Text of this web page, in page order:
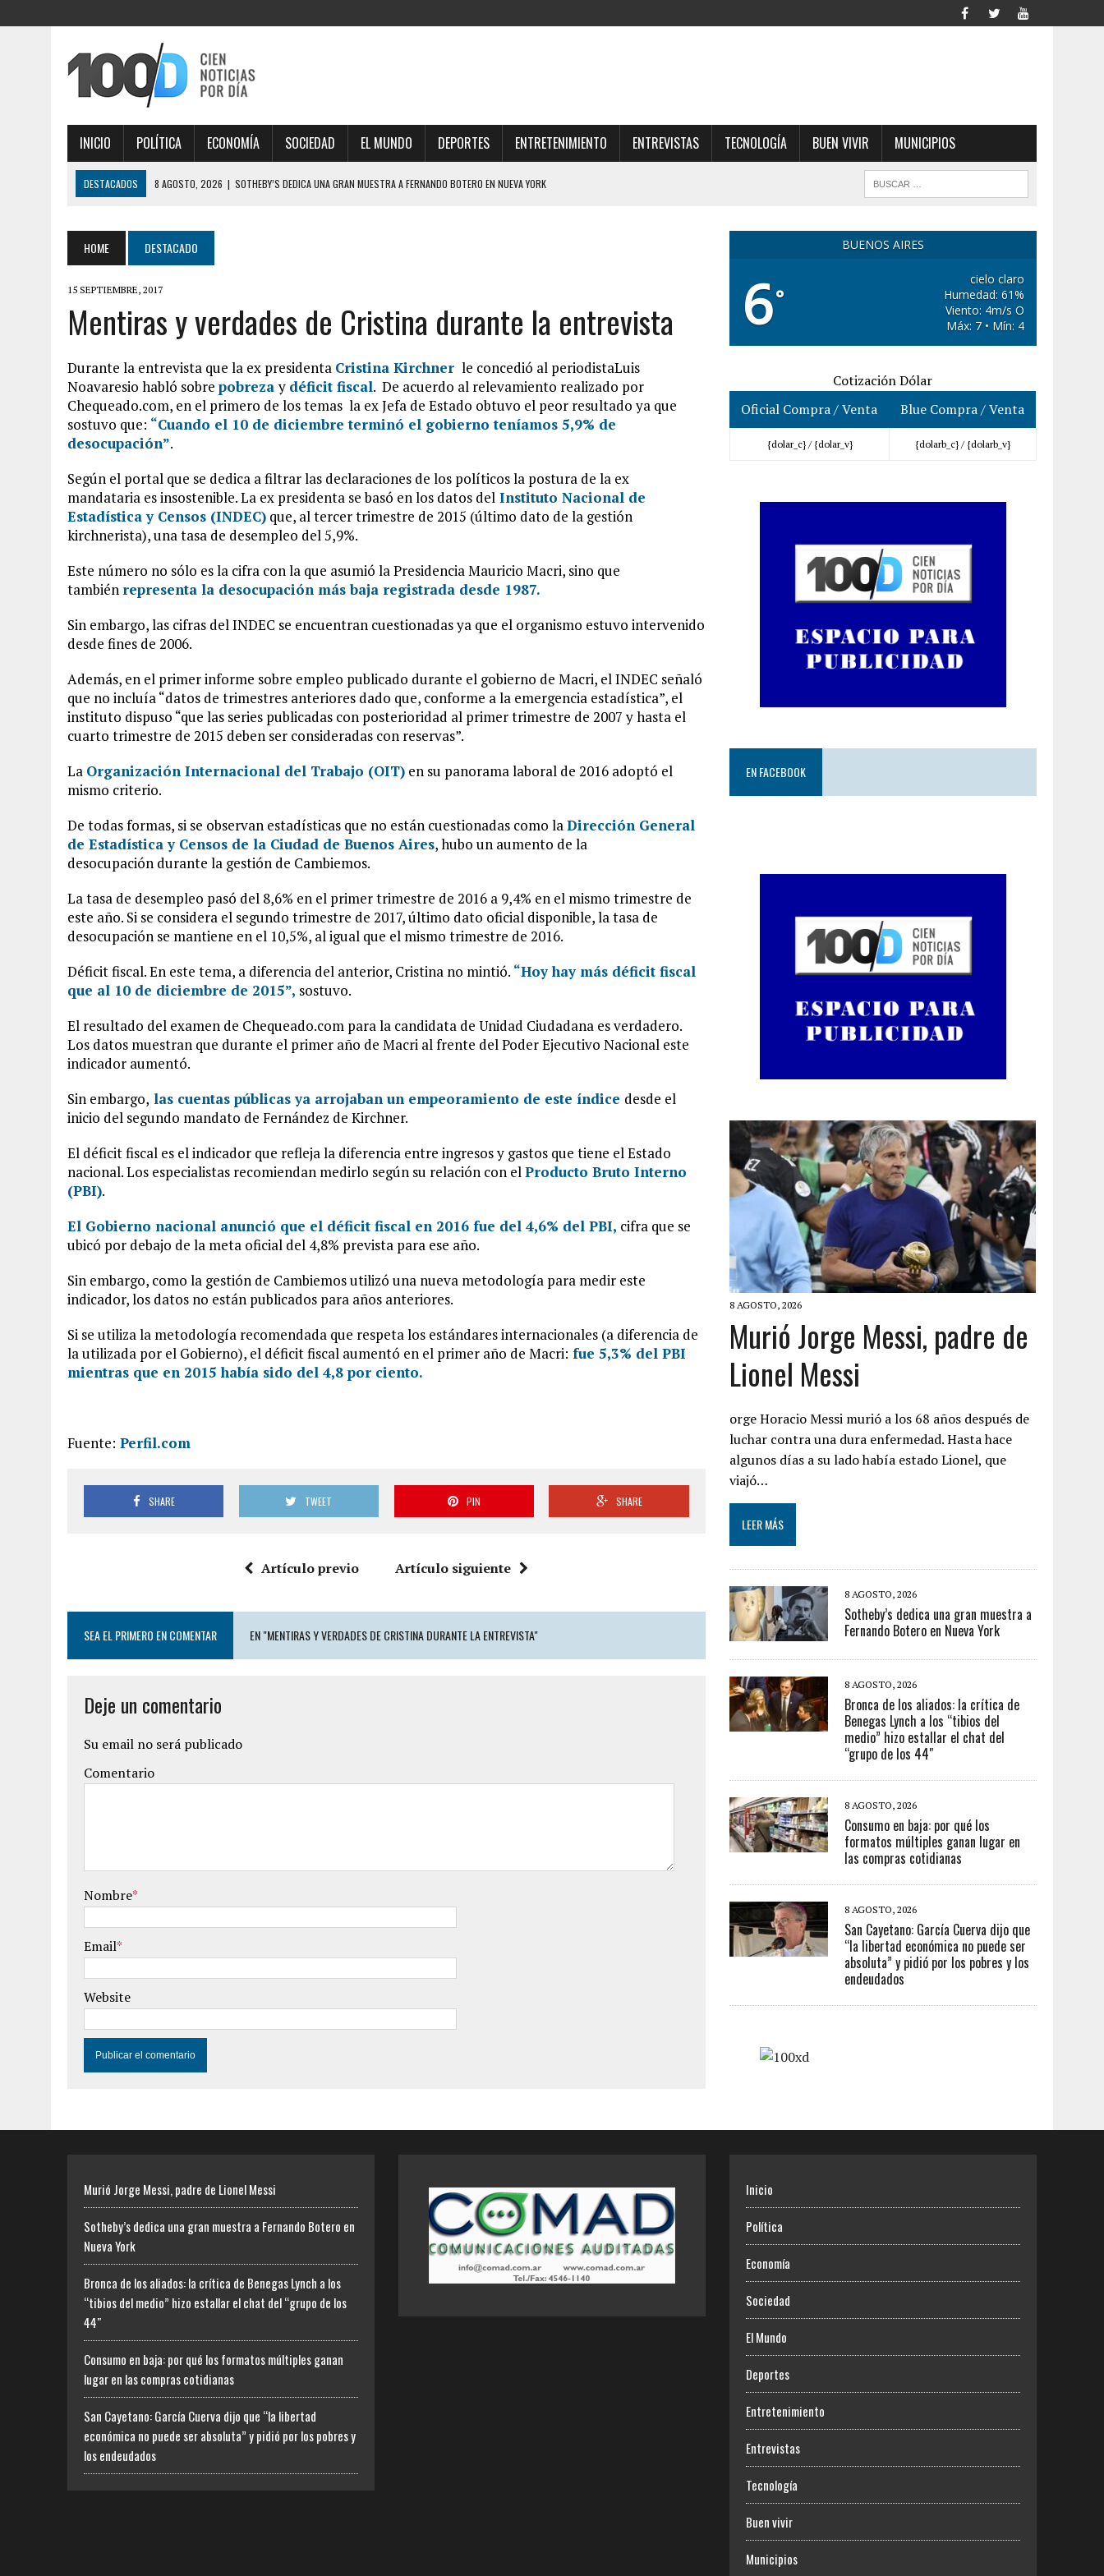
INICIO POLÍTICA ECONOMÍA SOCIEDAD EL MUNDO DEPORTES ENTRETENIMIENTO ENTREVISTAS TECNOLOGÍA BUEN VIVIR MUNICIPIOS
DESTACADOS 8 AGOSTO, 2026 | SOTHEBY’S DEDICA UNA GRAN MUESTRA A FERNANDO BOTERO EN NUEVA YORK
8 AGOSTO, 2026 | CONSUMO EN BAJA: POR QUÉ LOS FORMATOS MÚLTIPLES GANAN LUGAR EN LAS COMPRAS COTIDIANAS
8 AGOSTO, 2026 |
ENDEUDADOS
HOME DESTACADO
15 SEPTIEMBRE, 2017
Mentiras y verdades de Cristina durante la entrevista
Durante la entrevista que la ex presidenta Cristina Kirchner le concedió al periodistaLuis
Noavaresio habló sobre pobrezay déficit fiscal. De acuerdo al relevamiento realizado por
Chequeado.com, en el primero de los temas la ex Jefa de Estado obtuvo el peor resultado ya que
sostuvo que: “Cuando el 10 de diciembre terminó el gobierno teníamos 5,9% de
desocupación”.
Según el portal que se dedica a filtrar las declaraciones de los políticos la postura de la ex
mandataria es insostenible. La ex presidenta se basó en los datos del Instituto Nacional de
Estadística y Censos (INDEC) que, al tercer trimestre de 2015 (último dato de la gestión
kirchnerista), una tasa de desempleo del 5,9%.
Este número no sólo es la cifra con la que asumió la Presidencia Mauricio Macri, sino que
también representa la desocupación más baja registrada desde 1987.
Sin embargo, las cifras del INDEC se encuentran cuestionadas ya que el organismo estuvo intervenido
desde fines de 2006.
Además, en el primer informe sobre empleo publicado durante el gobierno de Macri, el INDEC señaló
que no incluía “datos de trimestres anteriores dado que, conforme a la emergencia estadística”, el
instituto dispuso “que las series publicadas con posterioridad al primer trimestre de 2007 y hasta el
cuarto trimestre de 2015 deben ser consideradas con reservas”.
La Organización Internacional del Trabajo (OIT) en su panorama laboral de 2016 adoptó el
mismo criterio.
De todas formas, si se observan estadísticas que no están cuestionadas como laDirección General
de Estadística y Censos de la Ciudad de Buenos Aires, hubo un aumento de la
desocupación durante la gestión de Cambiemos.
La tasa de desempleo pasó del 8,6% en el primer trimestre de 2016 a 9,4% en el mismo trimestre de
este año. Si se considera el segundo trimestre de 2017, último dato oficial disponible, la tasa de
desocupación se mantiene en el 10,5%, al igual que el mismo trimestre de 2016.
Déficit fiscal. En este tema, a diferencia del anterior, Cristina no mintió. “Hoy hay más déficit fiscal
que al 10 de diciembre de 2015”, sostuvo.
El resultado del examen de Chequeado.com para la candidata de Unidad Ciudadana es verdadero.
Los datos muestran que durante el primer año de Macri al frente del Poder Ejecutivo Nacional este
indicador aumentó.
Sin embargo, las cuentas públicas ya arrojaban un empeoramiento de este índice desde el
inicio del segundo mandato de Fernández de Kirchner.
El déficit fiscal es el indicador que refleja la diferencia entre ingresos y gastos que tiene el Estado
nacional. Los especialistas recomiendan medirlo según su relación con elProducto Bruto Interno
(PBI).
El Gobierno nacional anunció que el déficit fiscal en 2016 fue del 4,6% del PBI, cifra que se
ubicó por debajo de la meta oficial del 4,8% prevista para ese año.
Sin embargo, como la gestión de Cambiemos utilizó una nueva metodología para medir este
indicador, los datos no están publicados para años anteriores.
Si se utiliza la metodología recomendada que respeta los estándares internacionales (a diferencia de
la utilizada por el Gobierno), el déficit fiscal aumentó en el primer año de Macri: fue 5,3% del PBI
mientras que en 2015 había sido del 4,8 por ciento.
Fuente: Perfil.com
SHARE TWEET PIN SHARE
Artículo previo Artículo siguiente
SEA EL PRIMERO EN COMENTAR EN "MENTIRAS Y VERDADES DE CRISTINA DURANTE LA ENTREVISTA"
Deje un comentario
Su email no será publicado
Comentario
Nombre*
Email*
Website
BUENOS AIRES
6°
cielo claro
Humedad: 61%
Viento: 4m/s O
Máx: 7 • Mín: 4
Cotización Dólar
Oficial Compra / Venta
Blue Compra / Venta
{dolar_c} / {dolar_v} {dolarb_c} / {dolarb_v}
EN FACEBOOK
8 AGOSTO, 2026
Murió Jorge Messi, padre de
Lionel Messi
orge Horacio Messi murió a los 68 años después de
luchar contra una dura enfermedad. Hasta hace
algunos días a su lado había estado Lionel, que
viajó…
LEER MÁS
8 AGOSTO, 2026
Sotheby’s dedica una gran muestra a
Fernando Botero en Nueva York
8 AGOSTO, 2026
Bronca de los aliados: la crítica de
Benegas Lynch a los “tibios del
medio” hizo estallar el chat del
“grupo de los 44″
8 AGOSTO, 2026
Consumo en baja: por qué los
formatos múltiples ganan lugar en
las compras cotidianas
8 AGOSTO, 2026
San Cayetano: García Cuerva dijo que
“la libertad económica no puede ser
absoluta” y pidió por los pobres y los
endeudados
Murió Jorge Messi, padre de Lionel Messi
Sotheby’s dedica una gran muestra a Fernando Botero en
Nueva York
Bronca de los aliados: la crítica de Benegas Lynch a los
“tibios del medio” hizo estallar el chat del “grupo de los
44″
Consumo en baja: por qué los formatos múltiples ganan
lugar en las compras cotidianas
San Cayetano: García Cuerva dijo que “la libertad
económica no puede ser absoluta” y pidió por los pobres y
los endeudados
Inicio
Política
Economía
Sociedad
El Mundo
Deportes
Entretenimiento
Entrevistas
Tecnología
Buen vivir
Municipios